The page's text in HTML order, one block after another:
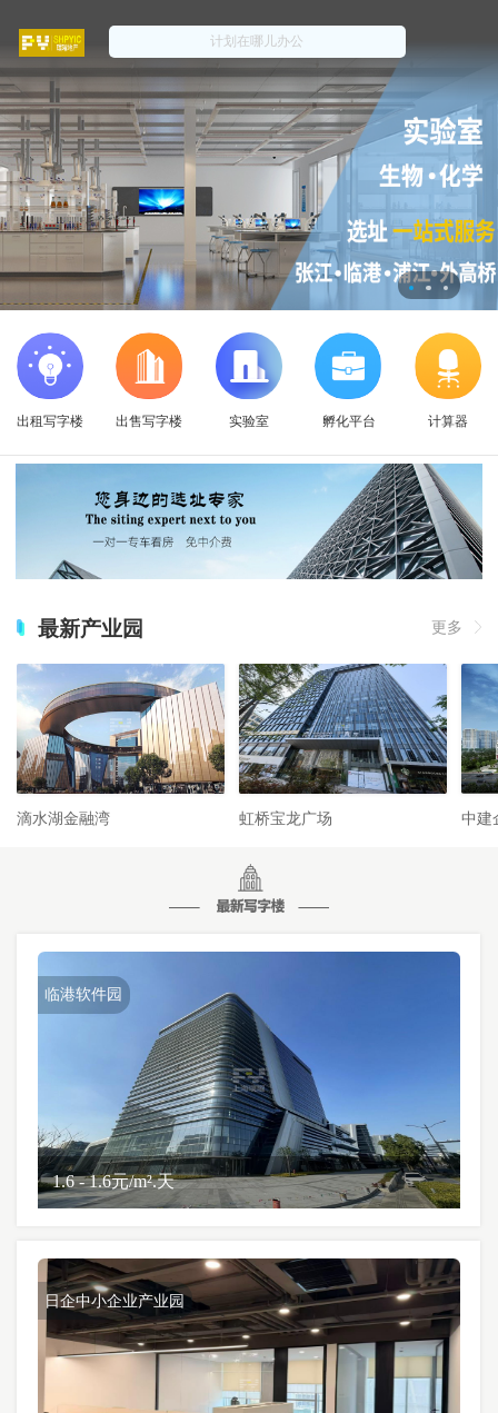
出租写字楼 出售写字楼 实验室 孵化平台 计算器
最新产业园 更多
滴水湖金融湾 虹桥宝龙广场 中建
临港软件园
1.6 - 1.6元/m².天
日企中小企业产业园